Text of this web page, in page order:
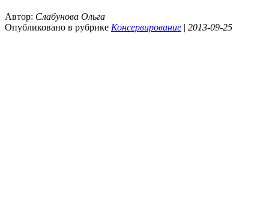
Автор: Слабунова Ольга
Опубликовано в рубрике Консервирование | 2013-09-25